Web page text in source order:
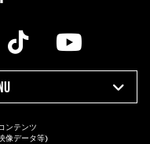
ンテンツ
像データ等)